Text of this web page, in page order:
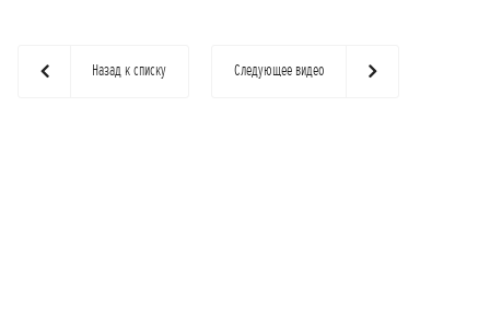
Назад к списку Следующее видео